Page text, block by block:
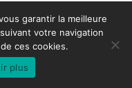
garantir la meilleure
votre navigation
ces cookies.
plus